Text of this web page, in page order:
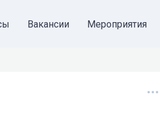
Вакансии Мероприятия